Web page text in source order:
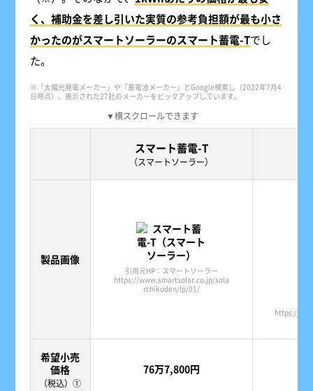
く、補助金を差し引いた実質の参考負担額が最も小さ
かったのがスマートソーラーのスマート蓄電-Tでし
た。
※「太陽光発電メーカー」や「蓄電池メーカー」とGoogle検索し（2022年7月4
日時点）、表示された27社のメーカーをピックアップしています。
▼横スクロールできます
スマート蓄電-T
（スマートソーラー）
製品画像
引用元HP：スマートソーラー
https://www.smartsolar.co.jp/sola
rchikuden/lp/01/
https://
希望小売
価格
（税込）①
76万7,800円